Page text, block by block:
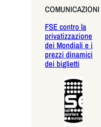
r
c
h
FSE contro la
privatizzazione
dei Mondiali e i
prezzi dinamici
dei biglietti